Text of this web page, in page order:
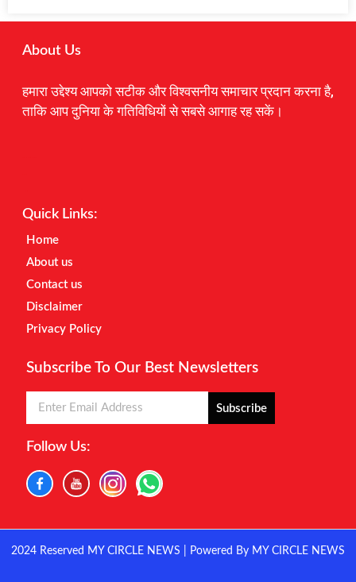
About Us
हमारा उद्देश्य आपको सटीक और विश्वसनीय समाचार प्रदान करना है,
ताकि आप दुनिया के गतिविधियों से सबसे आगाह रह सकें।
Quick Links:
Home
About us
Contact us
Disclaimer
Privacy Policy
Subscribe To Our Best Newsletters
Subscribe
Follow Us:
2024 Reserved MY CIRCLE NEWS | Powered By MY CIRCLE NEWS